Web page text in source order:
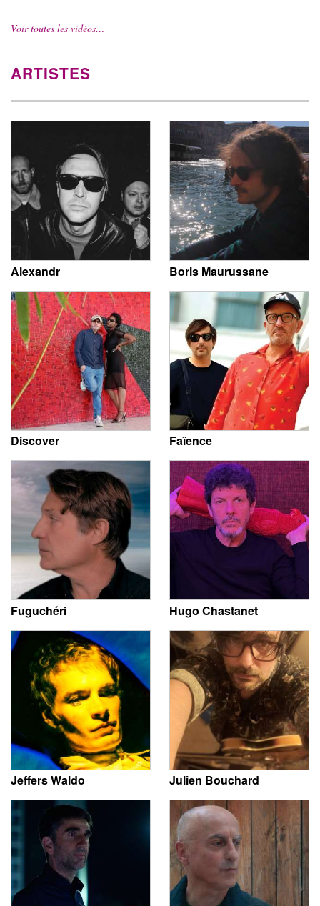
Voir toutes les vidéos…
ARTISTES
Alexandr Boris Maurussane
Discover Faïence
Fuguchéri Hugo Chastanet
Jeffers Waldo Julien Bouchard